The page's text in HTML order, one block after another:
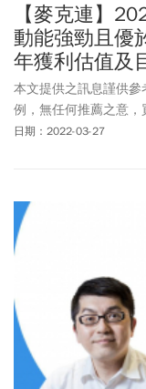
【麥克連】
動能強勁且優
年獲利估值及
本文提供之訊息謹供
例，無任何推薦之意
供訂閱戶本人使用，非
日期：2022-03-27